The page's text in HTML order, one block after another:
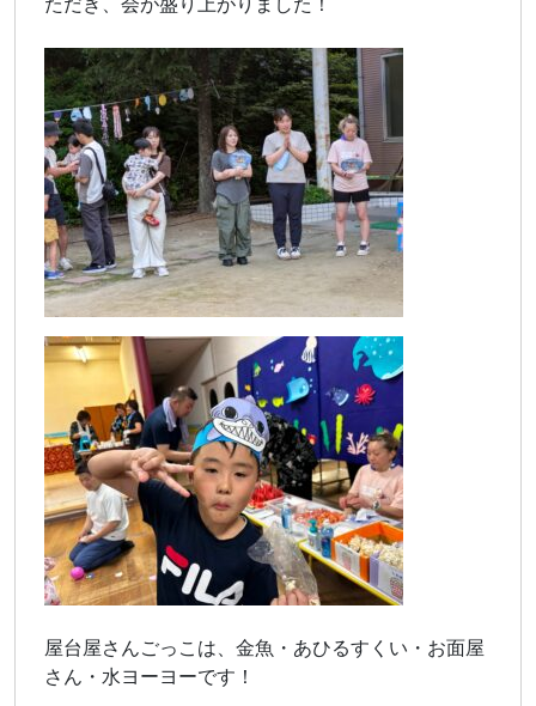
屋台屋さんごっこは、金魚・あひるすくい・お面屋
さん・水ヨーヨーです！